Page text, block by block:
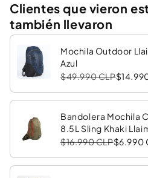
Clientes que vieron
también llevaron
Mochila Outdoor
Azul
$49.990 CLP
Bandolera Mochila
8.5L Sling Khaki
$16.990 CLP$6.990